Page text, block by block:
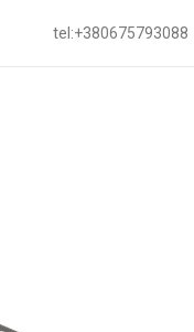
tel:+380675793088